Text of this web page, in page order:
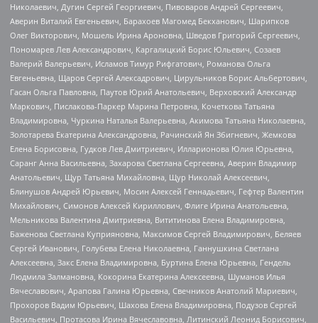
Николаевич, Дугин Сергей Георгиевич, Пивоваров Андрей Сергеевич,
Аверин Виталий Евгеньевич, Барахоев Магомед Бекханович, Шарипков
Олег Викторович, Мошель Ирина Ароновна, Шведов Григорий Сергеевич,
Пономарев Лев Александрович, Каргалицкий Борис Юльевич, Созаев
Валерий Валерьевич, Исламов Тимур Рифгатович, Романова Ольга
Евгеньевна, Щаров Сергей Алексадрович, Цирульников Борис Альбертович,
Гасан Ольга Павловна, Паутов Юрий Анатольевич, Верховский Александр
Маркович, Пислакова-Паркер Марина Петровна, Кочеткова Татьяна
Владимировна, Чуркина Наталья Валерьевна, Акимова Татьяна Николаевна,
Золотарева Екатерина Александровна, Рачинский Ян Збигневич, Жемкова
Елена Борисовна, Гудков Лев Дмитриевич, Илларионова Юлия Юрьевна,
Саранг Анна Васильевна, Захарова Светлана Сергеевна, Аверин Владимир
Анатольевич, Щур Татьяна Михайловна, Щур Николай Алексеевич,
Блинушов Андрей Юрьевич, Мосин Алексей Геннадьевич, Гефтер Валентин
Михайлович, Симонов Алексей Кириллович, Флиге Ирина Анатольевна,
Мельникова Валентина Дмитриевна, Вититинова Елена Владимировна,
Баженова Светлана Куприяновна, Максимов Сергей Владимирович, Беляев
Сергей Иванович, Голубева Елена Николаевна, Ганнушкина Светлана
Алексеевна, Закс Елена Владимировна, Буртина Елена Юрьевна, Гендель
Людмила Залмановна, Кокорина Екатерина Алексеевна, Шуманов Илья
Вячеславович, Арапова Галина Юрьевна, Свечников Анатолий Мариевич,
Прохоров Вадим Юрьевич, Шахова Елена Владимировна, Подузов Сергей
Васильевич, Протасова Ирина Вячеславовна, Литинский Леонид Борисович,